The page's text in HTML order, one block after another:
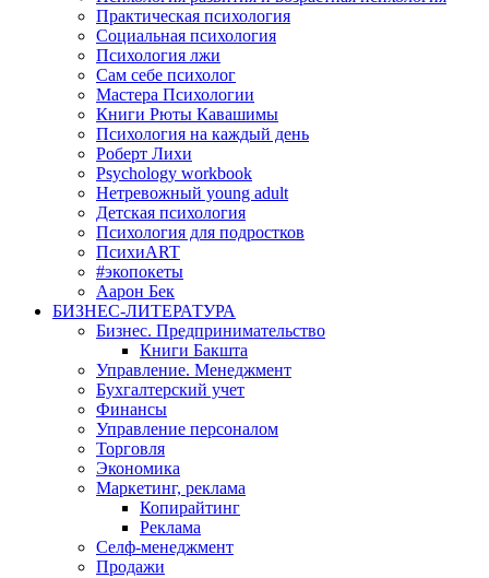
Практическая психология
Социальная психология
Психология лжи
Сам себе психолог
Мастера Психологии
Книги Рюты Кавашимы
Психология на каждый день
Роберт Лихи
Psychology workbook
Нетревожный young adult
Детская психология
Психология для подростков
ПсихиART
#экопокеты
Аарон Бек
БИЗНЕС-ЛИТЕРАТУРА
Бизнес. Предпринимательство
Книги Бакшта
Управление. Менеджмент
Бухгалтерский учет
Финансы
Управление персоналом
Торговля
Экономика
Маркетинг, реклама
Копирайтинг
Реклама
Селф-менеджмент
Продажи